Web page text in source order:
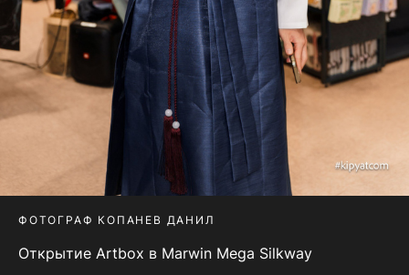
ФОТОГРАФ КОПАНЕВ ДАНИЛ
Открытие Artbox в Marwin Mega Silkway